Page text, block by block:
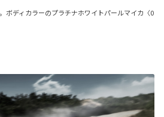
ボディカラーのプラチナホワイトパールマイカ〈0